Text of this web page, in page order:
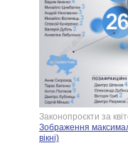
Законопроєкти за
Зображення
вікні)